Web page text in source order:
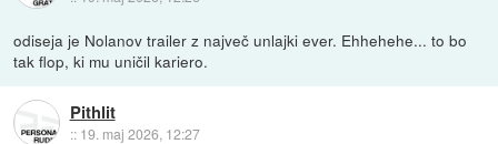
odiseja je Nolanov trailer z največ unlajki ever. Ehhehehe... to bo
tak flop, ki mu uničil kariero.
Pithlit
:: 19. maj 2026, 12:27